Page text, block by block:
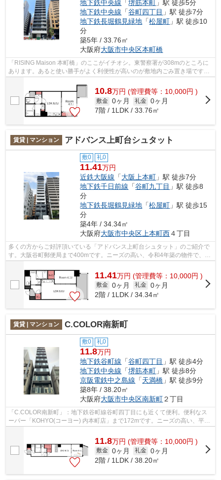
地下鉄中央線 「堺筋本町
」駅 徒歩5分
地下鉄中央線 「谷町四丁目 」駅 徒歩7分
地下鉄長堀鶴見緑地 「松屋町 」駅 徒歩10
分
築5年 / 33.76㎡
大阪府大阪市中央区本町橋
「RISING Maison 本町橋」のここがイチオシ。東警察署が308mのところに
あります。あると使い勝手がよく利便性が高いのが敷地内ごみ置き場です。
場所が平坦なのは、ランニングをする上...
10.8万円 (管理費等：10,000円 )
敷金 0ヶ月 礼金 0ヶ月
7階 / 1LDK / 33.76㎡
賃貸 | マンション アドバンス上町台シュタット
敷0 礼0
11.41万円
近鉄大阪線 「大阪上本町 」駅 徒歩7分
地下鉄千日前線 「谷町九丁目 」駅 徒歩8
分
地下鉄長堀鶴見緑地 「松屋町 」駅 徒歩15
分
築4年 / 34.34㎡
大阪府大阪市中央区上本町西４丁目
多くの方からご好評頂いている「アドバンス上町台シュタット」のご紹介で
す。大阪谷町郵便局まで400mです。ニーズの高い、令和4年築の物件で、オ
11.41万円 (管理費等：10,000円 )
敷金 0ヶ月 礼金 0ヶ月
2階 / 1LDK / 34.34㎡
賃貸 | マンション C.COLOR南新町
敷0 礼0
11.8万円
地下鉄谷町線 「谷町四丁目 」駅 徒歩4分
地下鉄中央線 「堺筋本町 」駅 徒歩8分
京阪電鉄中之島線 「天満橋 」駅 徒歩9分
築8年 / 38.20㎡
大阪府大阪市中央区南新町２丁目
「C.COLOR南新町」：地下鉄谷町線谷町四丁目にも近くて便利。便利なス
ーパー「KOHYO(コーヨー) 内本町店」まで172mです。ニーズの高い、平成
11.8万円 (管理費等：10,000円 )
敷金 0ヶ月 礼金 0ヶ月
2階 / 1LDK / 38.20㎡